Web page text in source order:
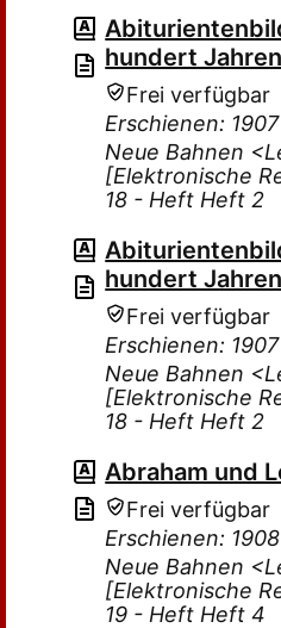
hundert
Frei verfügbar
Erschienen: 1907
Neue Bahnen
[Elektronische
18 - Heft Heft 2
hundert
Frei verfügbar
Erschienen: 1907
Neue Bahnen
[Elektronische
18 - Heft Heft 2
Abraham und
Frei verfügbar
Erschienen: 1908
Neue Bahnen
[Elektronische
19 - Heft Heft 4